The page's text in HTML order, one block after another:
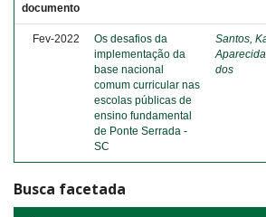
documento
Fev-2022
Os desafios da
implementação da
base nacional
comum curricular nas
escolas públicas de
ensino fundamental
de Ponte Serrada -
SC
Santos,
dos
Busca facetada